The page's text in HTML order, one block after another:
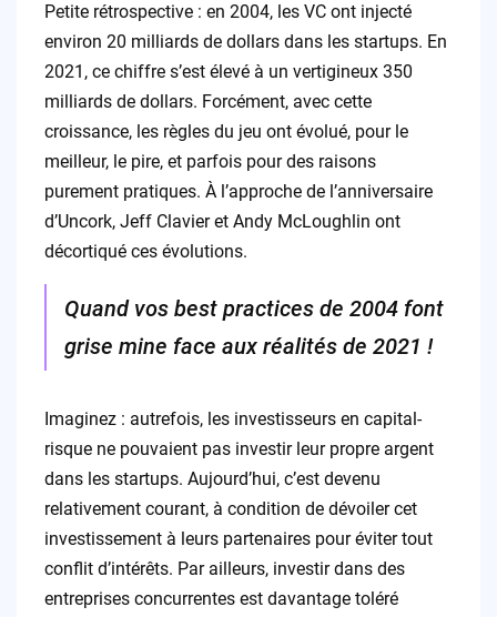
Petite rétrospective : en 2004, les VC ont injecté
environ 20 milliards de dollars dans les startups. En
2021, ce chiffre s’est élevé à un vertigineux 350
milliards de dollars. Forcément, avec cette
croissance, les règles du jeu ont évolué, pour le
meilleur, le pire, et parfois pour des raisons
purement pratiques. À l’approche de l’anniversaire
d’Uncork, Jeff Clavier et Andy McLoughlin ont
décortiqué ces évolutions.
Quand vos best practices de 2004 font
grise mine face aux réalités de 2021 !
Imaginez : autrefois, les investisseurs en capital-
risque ne pouvaient pas investir leur propre argent
dans les startups. Aujourd’hui, c’est devenu
relativement courant, à condition de dévoiler cet
investissement à leurs partenaires pour éviter tout
conflit d’intérêts. Par ailleurs, investir dans des
entreprises concurrentes est davantage toléré